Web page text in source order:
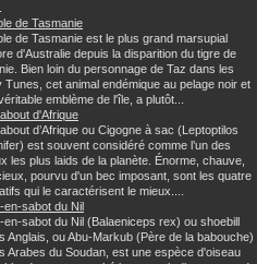
de Tasmanie
de Tasmanie est le plus grand marsupial
d'Australie depuis la disparition du tigre de
Bien loin du personnage de Taz dans les
Tunes, cet animal endémique au pelage noir et
emblème de l'île, a plutôt...
d'Afrique
d’Afrique ou Cigogne à sac (Leptoptilos
est souvent considéré comme l’un des
les plus laids de la planète. Énorme, chauve,
pourvu d'un bec imposant, sont les quatre
qui le caractérisent le mieux....
en-sabot du Nil
en-sabot du Nil (Balaeniceps rex) ou shoebill
Anglais, ou Abu-Markub (Père de la babouche)
Arabes du Soudan, est une espèce d'oiseau